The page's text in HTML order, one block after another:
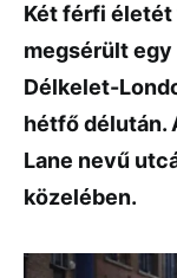
Két férfi
megsérült egy
Délkelet-
hétfő délután.
Lane nevű
közelében.